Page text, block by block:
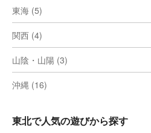
東海 (5)
関西 (4)
山陰・山陽 (3)
沖縄 (16)
東北で人気の遊びから探す